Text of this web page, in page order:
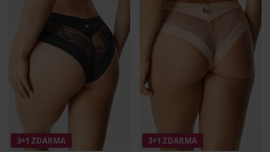
3+1 ZDARMA 3+1 ZDARMA